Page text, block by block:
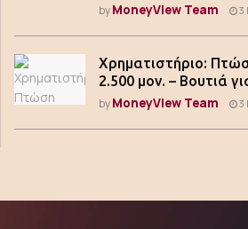
byMoneyView Team 3
Χρηματιστήριο:
2.500 μον. – Βουτιά
byMoneyView Team 3